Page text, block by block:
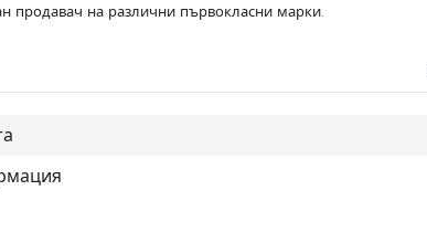
продавач на различни първокласни марки.